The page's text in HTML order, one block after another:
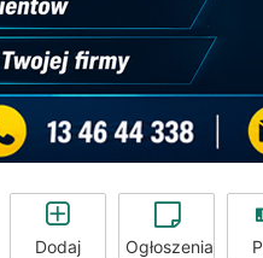
Dodaj Ogłoszenia